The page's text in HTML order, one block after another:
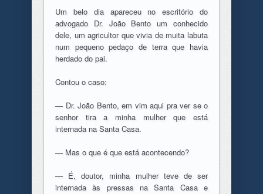
Um belo dia apareceu no escritório do
advogado Dr. João Bento um conhecido
dele, um agricultor que vivia de muita labuta
num pequeno pedaço de terra que havia
herdado do pai.
Contou o caso:
— Dr. João Bento, em vim aqui pra ver se o
senhor tira a minha mulher que está
internada na Santa Casa.
— Mas o que é que está acontecendo?
— É, doutor, minha mulher teve de ser
internada às pressas na Santa Casa e